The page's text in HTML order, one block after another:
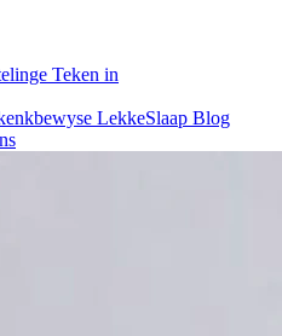
Teken in
LekkeSlaap Blog